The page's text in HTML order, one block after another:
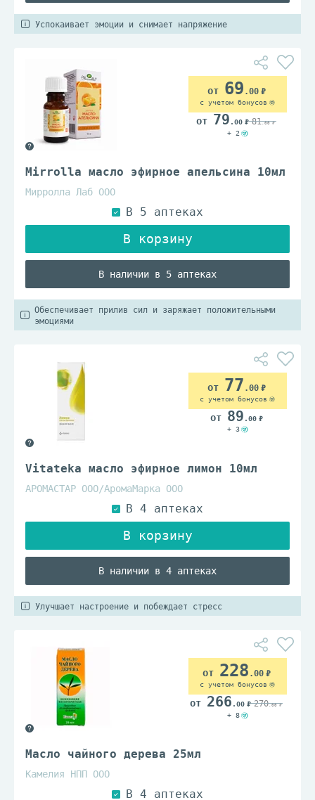
Успокаивает эмоции и снимает напряжение
Mirrolla масло эфирное апельсина 10мл
Мирролла Лаб ООО
В наличии в 5 аптеках
69 .00
с учетом бонусов
79 .00 81.00
+ 2
Обеспечивает прилив сил и заряжает положительными
эмоциями
Vitateka масло эфирное лимон 10мл
АРОМАСТАР ООО/АромаМарка ООО
В наличии в 4 аптеках
77 .00
с учетом бонусов
89 .00
+ 3
Улучшает настроение и побеждает стресс
Масло чайного дерева 25мл
Камелия НПП ООО
228 .00
с учетом бонусов
266 .00 270.00
+ 8